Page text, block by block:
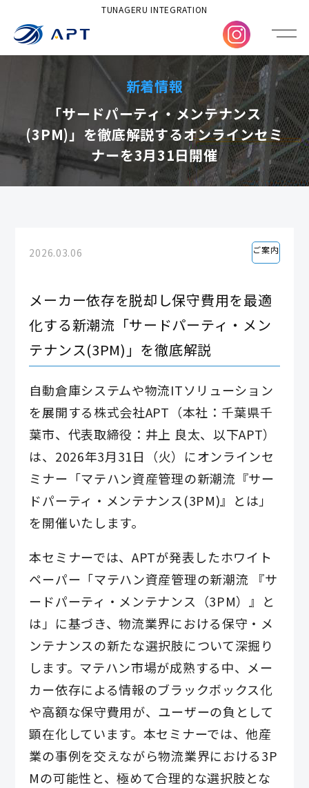
TUNAGERU INTEGRATION
新着情報
「サードパーティ・メンテナンス
(3PM)」を徹底解説するオンラインセミ
ナーを3月31日開催
2026.03.06 ご案内
メーカー依存を脱却し保守費用を最適
化する新潮流「サードパーティ・メン
テナンス(3PM)」を徹底解説
自動倉庫システムや物流ITソリューション
を展開する株式会社APT（本社：千葉県千
葉市、代表取締役：井上 良太、以下APT）
は、2026年3月31日（火）にオンラインセ
ミナー「マテハン資産管理の新潮流『サー
ドパーティ・メンテナンス(3PM)』とは」
を開催いたします。
本セミナーでは、APTが発表したホワイト
ペーパー「マテハン資産管理の新潮流 『サ
ードパーティ・メンテナンス（3PM）』と
は」に基づき、物流業界における保守・メ
ンテナンスの新たな選択肢について深掘り
します。マテハン市場が成熟する中、メー
カー依存による情報のブラックボックス化
や高額な保守費用が、ユーザーの負として
顕在化しています。本セミナーでは、他産
業の事例を交えながら物流業界における3P
Mの可能性と、極めて合理的な選択肢とな